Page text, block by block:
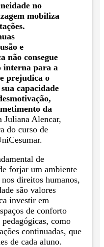
no
mobiliza
e
não consegue
interna para a
prejudica o
capacidade
da
Juliana Alencar,
do curso de
de
forjar um ambiente
direitos humanos,
são valores
investir em
de conforto
como
continuadas, que
de cada aluno.